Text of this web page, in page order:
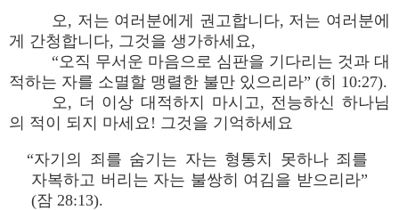
오, 저는 여러분에게 권고합니다, 저는 여러분에
게 간청합니다, 그것을 생가하세요,
“오직 무서운 마음으로 심판을 기다리는 것과 대
적하는 자를 소멸할 맹렬한 불만 있으리라” (히 10:27).
오, 더 이상 대적하지 마시고, 전능하신 하나님
의 적이 되지 마세요! 그것을 기억하세요
“자기의 죄를 숨기는 자는 형통치 못하나 죄를
자복하고 버리는 자는 불쌍히 여김을 받으리라”
(잠 28:13).